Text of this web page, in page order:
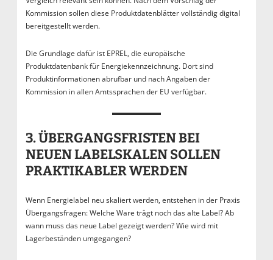
Kommission sollen diese Produktdatenblätter vollständig digital
bereitgestellt werden.
Die Grundlage dafür ist EPREL, die europäische
Produktdatenbank für Energiekennzeichnung. Dort sind
Produktinformationen abrufbar und nach Angaben der
Kommission in allen Amtssprachen der EU verfügbar.
3. ÜBERGANGSFRISTEN BEI
NEUEN LABELSKALEN SOLLEN
PRAKTIKABLER WERDEN
Wenn Energielabel neu skaliert werden, entstehen in der Praxis
Übergangsfragen: Welche Ware trägt noch das alte Label? Ab
wann muss das neue Label gezeigt werden? Wie wird mit
Lagerbeständen umgegangen?